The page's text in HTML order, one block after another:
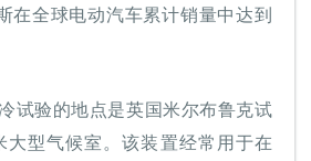
在全球电动汽车累计销量中达到
试验的地点是英国米尔布鲁克试
大型气候室。该装置经常用于在